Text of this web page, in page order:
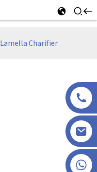
Lamella Charifier